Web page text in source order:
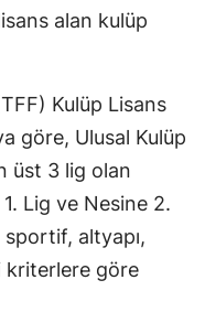
alan kulüp
Kulüp Lisans
göre, Ulusal Kulüp
üst 3 lig olan
Lig ve Nesine 2.
sportif, altyapı,
kriterlere göre